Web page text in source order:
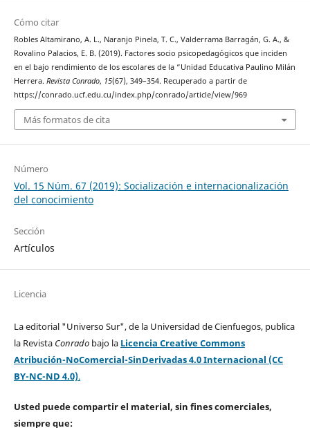
Cómo citar
Robles Altamirano, A. L., Naranjo Pinela, T. C., Valderrama Barragán, G. A., &
Rovalino Palacios, E. B. (2019). Factores socio psicopedagógicos que inciden
en el bajo rendimiento de los escolares de la “Unidad Educativa Paulino Milán
Herrera. Revista Conrado, 15(67), 349–354. Recuperado a partir de
https://conrado.ucf.edu.cu/index.php/conrado/article/view/969
Más formatos de cita
Número
Vol. 15 Núm. 67 (2019): Socialización e internacionalización
del conocimiento
Sección
Artículos
Licencia
La editorial "Universo Sur", de la Universidad de Cienfuegos, publica
la Revista Conradobajo la Licencia Creative Commons
Atribución-NoComercial-SinDerivadas 4.0 Internacional (CC
BY-NC-ND 4.0).
Usted puede compartir el material, sin fines comerciales,
siempre que: